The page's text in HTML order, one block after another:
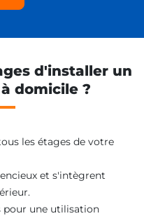
d'installer un
domicile ?
les étages de votre
et s'intègrent
pour une utilisation